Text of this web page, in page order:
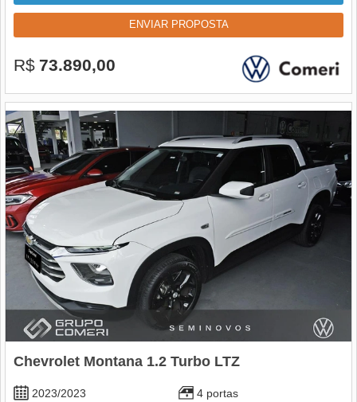
ENVIAR PROPOSTA
R$ 73.890,00
Chevrolet Montana 1.2 Turbo LTZ
2023/2023
4 portas